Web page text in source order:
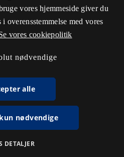
vores hjemmeside giver du
overensstemmelse med vores
vores cookiepolitik
nødvendige
alle
nødvendige
DETALJER